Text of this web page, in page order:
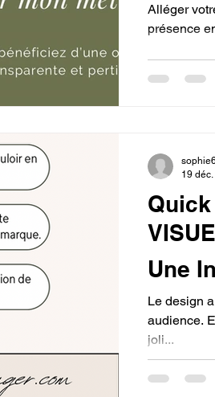
Alléger
présence
Quick
Une
Le design
audience.
joli...
19